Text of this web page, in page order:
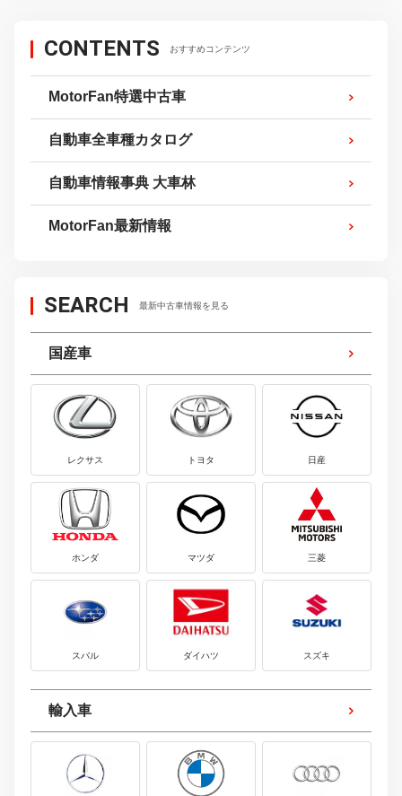
CONTENTS おすすめコンテンツ
MotorFan特選中古車
自動車全車種カタログ
自動車情報事典 大車林
MotorFan最新情報
SEARCH 最新中古車情報を見る
国産車
レクサス トヨタ 日産
ホンダ マツダ 三菱
スバル ダイハツ スズキ
輸入車